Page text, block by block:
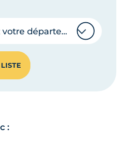
département
Sélectionnez votre département
: